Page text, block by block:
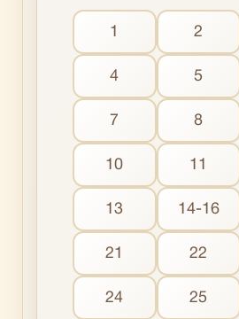
1 2
4 5
7 8
10 11
13 14-16
21 22
24 25